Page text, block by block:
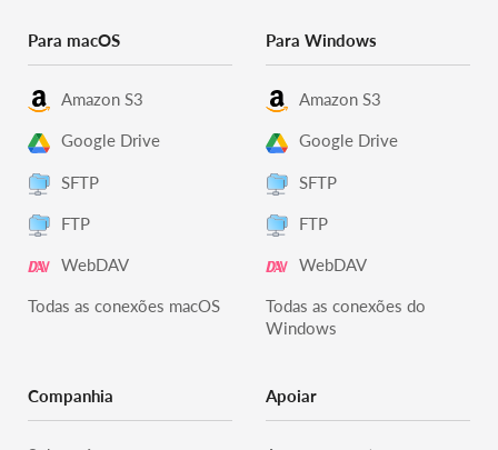
Para macOS
Amazon S3
Google Drive
SFTP
FTP
WebDAV
Todas as conexões macOS
Para Windows
Amazon S3
Google Drive
SFTP
FTP
WebDAV
Todas as conexões do
Windows
Companhia Apoiar